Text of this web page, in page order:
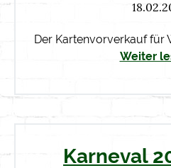
Der Kartenvorverkauf für
Weiter
Karneval